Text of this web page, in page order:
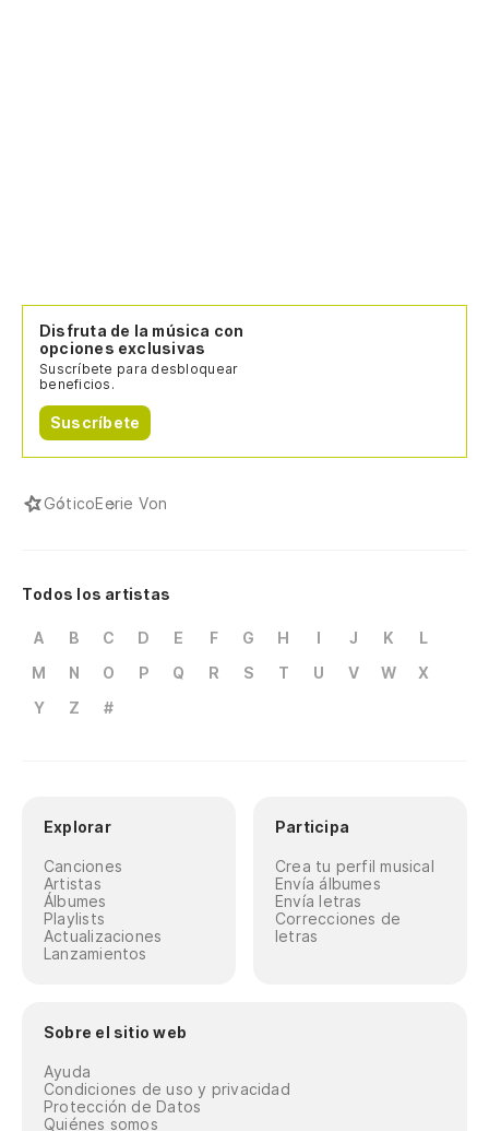
Disfruta de la música con
opciones exclusivas
Suscríbete para desbloquear
beneficios.
Suscríbete
GóticoEerie Von
Todos los artistas
A B C D E F G H I J K
L
M
N O P Q R S T U V W
X
Y
Z #
Explorar
Canciones
Artistas
Álbumes
Playlists
Actualizaciones
Lanzamientos
Participa
Crea tu perfil musical
Envía álbumes
Envía letras
Correcciones de
letras
Sobre el sitio web
Ayuda
Condiciones de uso y privacidad
Protección de Datos
Quiénes somos